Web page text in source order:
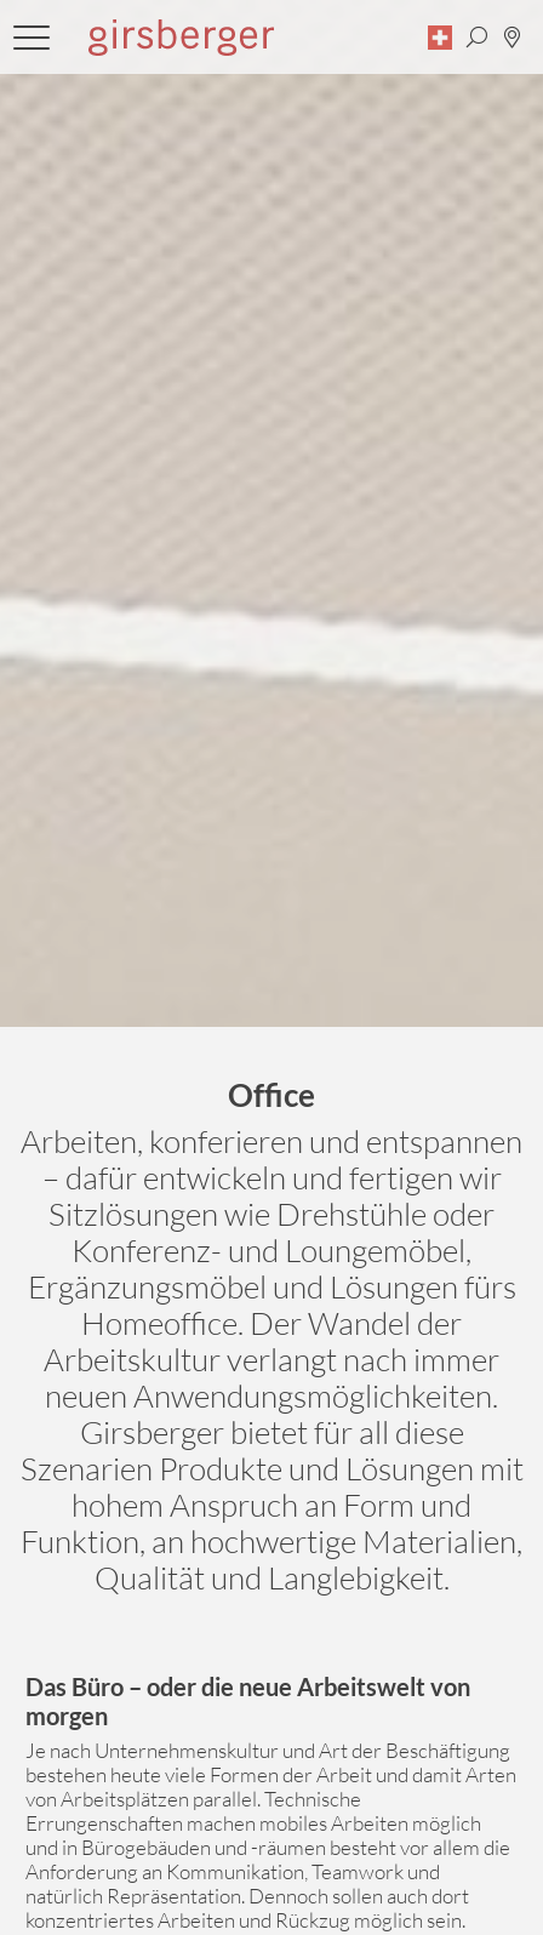
Office
Arbeiten, konferieren und entspannen
– dafür entwickeln und fertigen wir
Sitzlösungen wie Drehstühle oder
Konferenz- und Loungemöbel,
Ergänzungsmöbel und Lösungen fürs
Homeoffice. Der Wandel der
Arbeitskultur verlangt nach immer
neuen Anwendungsmöglichkeiten.
Girsberger bietet für all diese
Szenarien Produkte und Lösungen mit
hohem Anspruch an Form und
Funktion, an hochwertige Materialien,
Qualität und Langlebigkeit.
Das Büro – oder die neue Arbeitswelt von
morgen
Je nach Unternehmenskultur und Art der Beschäftigung
bestehen heute viele Formen der Arbeit und damit Arten
von Arbeitsplätzen parallel. Technische
Errungenschaften machen mobiles Arbeiten möglich
und in Bürogebäuden und -räumen besteht vor allem die
Anforderung an Kommunikation, Teamwork und
natürlich Repräsentation. Dennoch sollen auch dort
konzentriertes Arbeiten und Rückzug möglich sein.